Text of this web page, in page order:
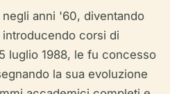
anni '60, diventando
corsi di
luglio 1988, le fu concesso
la sua evoluzione